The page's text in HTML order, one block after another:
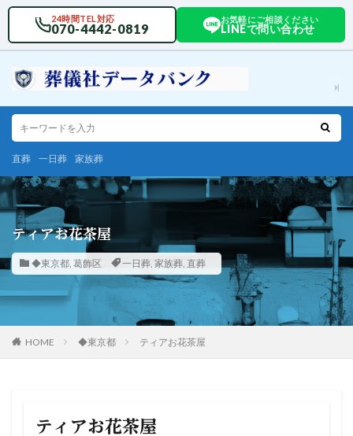
24時間TEL対応
070-4442-0819
お気軽にご相談ください
LINEで問い合わせ
直葬 一日葬 家族葬
ティアお花茶屋
◆東京都, 葛飾区 一日葬, 家族葬, 直葬
HOME ◆東京都 ティアお花茶屋
ティアお花茶屋